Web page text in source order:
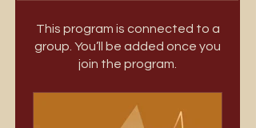
This program is connected to a
group. You’ll be added once you
join the program.